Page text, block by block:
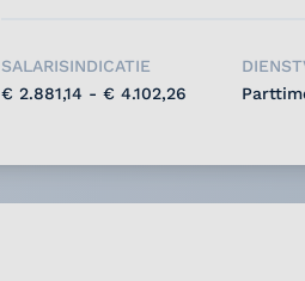
SALARISINDICATIE
€ 2.881,14 - € 4.102,26